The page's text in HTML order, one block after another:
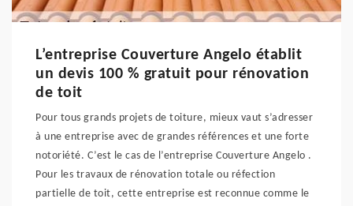
L’entreprise Couverture Angelo établit
un devis 100 % gratuit pour rénovation
de toit
Pour tous grands projets de toiture, mieux vaut s’adresser
à une entreprise avec de grandes références et une forte
notoriété. C’est le cas de l’entreprise Couverture Angelo .
Pour les travaux de rénovation totale ou réfection
partielle de toit, cette entreprise est reconnue comme le